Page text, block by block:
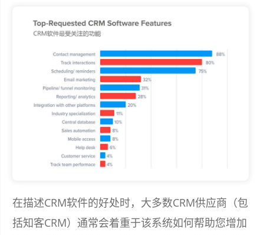
在描述CRM软件的好处时，大多数CRM供应商（包
括知客CRM）通常会着重于该系统如何帮助您增加